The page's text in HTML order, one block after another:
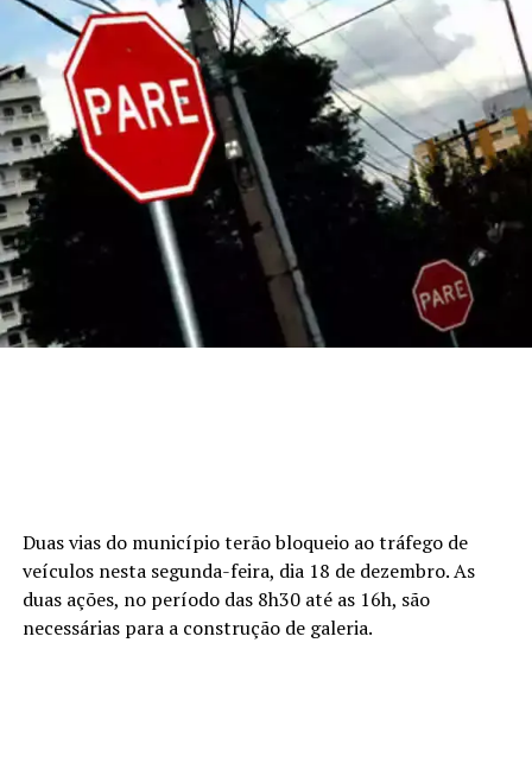
Duas vias do município terão bloqueio ao tráfego de
veículos nesta segunda-feira, dia 18 de dezembro. As
duas ações, no período das 8h30 até as 16h, são
necessárias para a construção de galeria.